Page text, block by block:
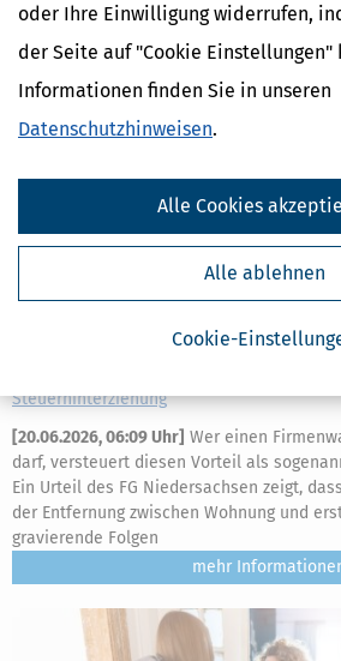
oder Ihre Einwilligung widerrufen,
der Seite auf "Cookie Einstellungen"
Informationen finden Sie in unseren
Datenschutzhinweisen.
Cookie-
Alle ablehnen
Alle Cookies
mehr
Steuerhinterziehung
[20.06.2026, 06:09 Uhr] Wer einen
darf, versteuert diesen Vorteil als
Ein Urteil des FG Niedersachsen zeigt,
der Entfernung zwischen Wohnung und
gravierende Folgen
mehr